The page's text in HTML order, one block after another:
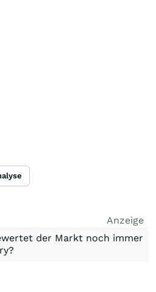
Anzeige
der Markt noch immer